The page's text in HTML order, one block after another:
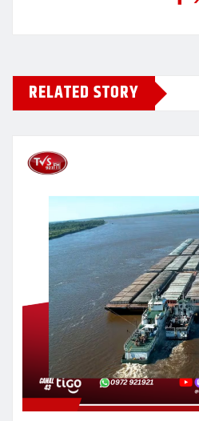
RELATED STORY